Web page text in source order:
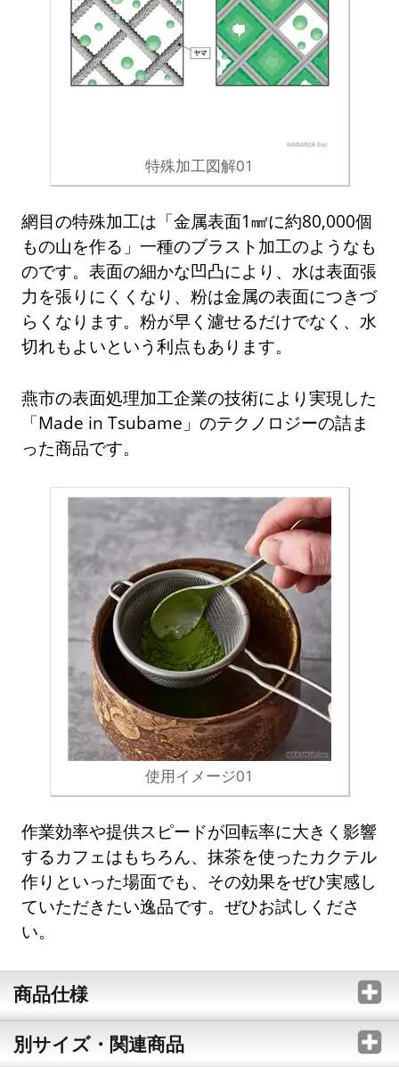
特殊加工図解01
網目の特殊加工は「金属表面1㎟に約80,000個
もの山を作る」一種のブラスト加工のようなも
のです。表面の細かな凹凸により、水は表面張
力を張りにくくなり、粉は金属の表面につきづ
らくなります。粉が早く濾せるだけでなく、水
切れもよいという利点もあります。
燕市の表面処理加工企業の技術により実現した
「Made in Tsubame」のテクノロジーの詰ま
った商品です。
使用イメージ01
作業効率や提供スピードが回転率に大きく影響
するカフェはもちろん、抹茶を使ったカクテル
作りといった場面でも、その効果をぜひ実感し
ていただきたい逸品です。ぜひお試しくださ
い。
商品仕様
別サイズ・関連商品